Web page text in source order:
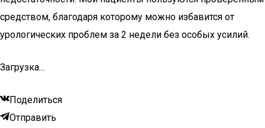
средством, благодаря которому можно избавится от
урологических проблем за 2 недели без особых усилий.
Загрузка…
Поделиться
Отправить